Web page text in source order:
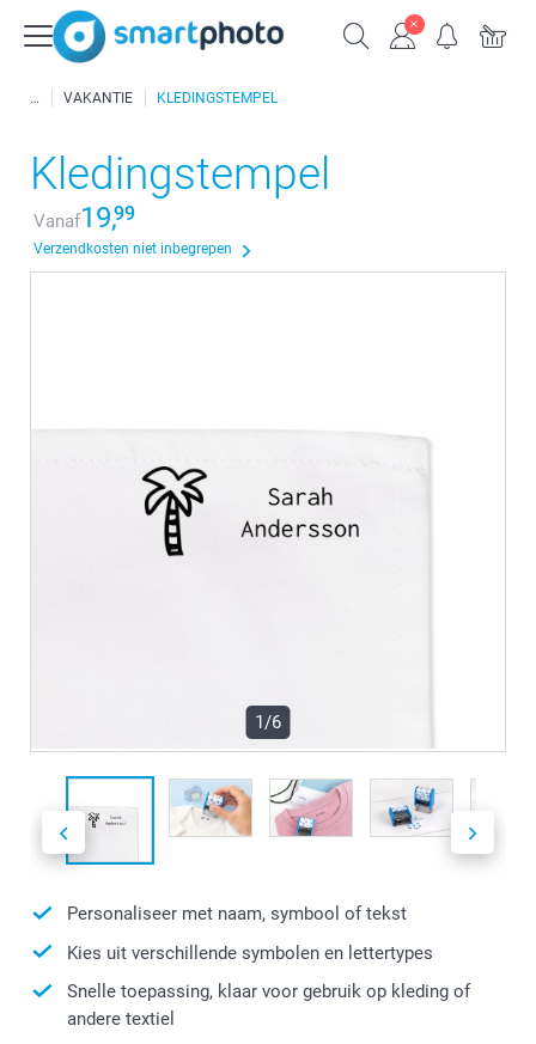
VAKANTIE KLEDINGSTEMPEL
Kledingstempel
Vanaf19,99
Verzendkosten niet inbegrepen
1/6
Personaliseer met naam, symbool of tekst
Kies uit verschillende symbolen en lettertypes
Snelle toepassing, klaar voor gebruik op kleding of
andere textiel